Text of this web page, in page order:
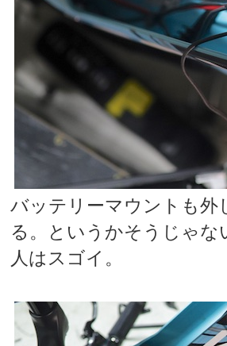
バッテリーマウントも外
る。というかそうじゃ
人はスゴイ。